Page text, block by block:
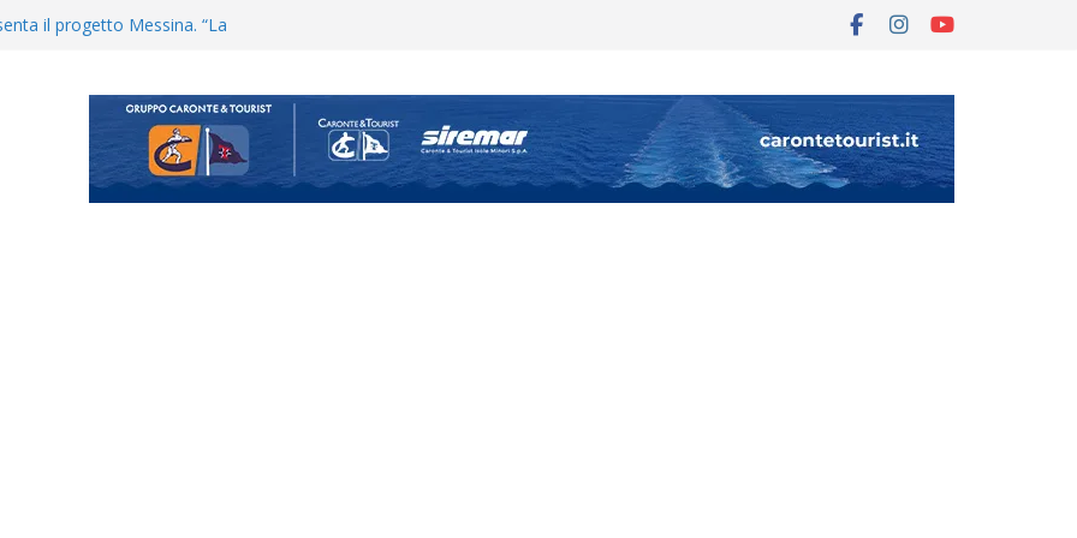
il progetto Messina. “La
e Kamarat restano in
si alzano i ritmi tra lavoro
“Mondo Messina